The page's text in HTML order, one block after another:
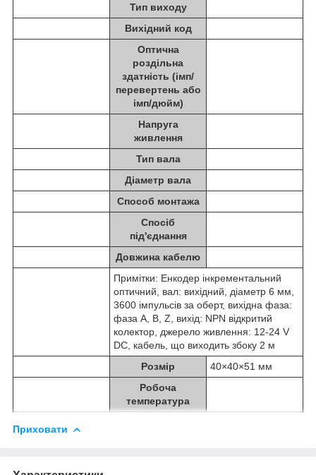
Тип виходу
Вихідний код
Оптична
роздільна
здатність (імп/
перевертень або
імп/дюйм)
Напруга
живлення
Тип вала
Діаметр вала
Способ монтажа
Спосіб
під'єднання
Довжина кабелю
Примітки: Енкодер інкрементальний
оптичний, вал: вихідний, діаметр 6 мм,
3600 імпульсів за оберт, вихідна фаза:
фаза A, B, Z, вихід: NPN відкритий
колектор, джерело живлення: 12-24 V
DC, кабель, що виходить збоку 2 м
Розмір
40×40×51 мм
Робоча
температура
Приховати